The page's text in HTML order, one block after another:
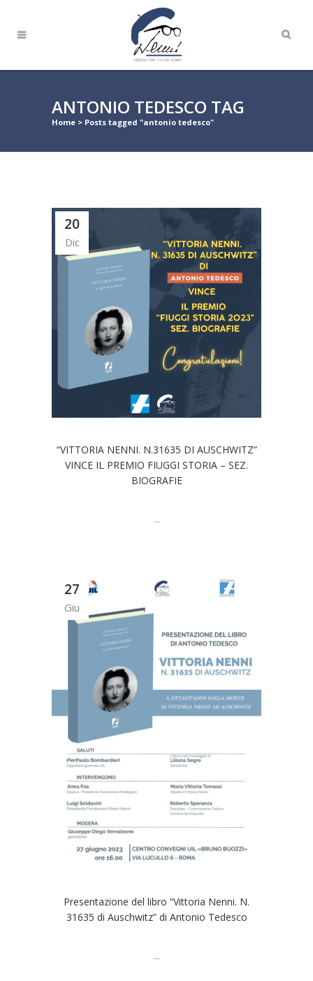
ANTONIO TEDESCO TAG
Home > Posts tagged "antonio tedesco"
20
Dic
“VITTORIA NENNI. N.31635 DI AUSCHWITZ”
VINCE IL PREMIO FIUGGI STORIA – SEZ.
BIOGRAFIE
...
27
Giu
Presentazione del libro “Vittoria Nenni. N.
31635 di Auschwitz” di Antonio Tedesco
...